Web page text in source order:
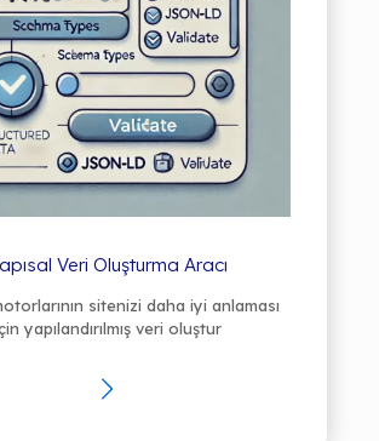
Veri Oluşturma Aracı
sitenizi daha iyi anlaması
yapılandırılmış veri oluştur